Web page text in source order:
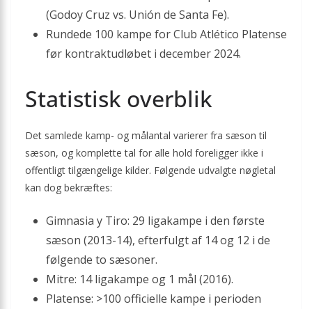
(Godoy Cruz vs. Unión de Santa Fe).
Rundede 100 kampe for Club Atlético Platense
før kontraktudløbet i december 2024.
Statistisk overblik
Det samlede kamp- og målantal varierer fra sæson til
sæson, og komplette tal for alle hold foreligger ikke i
offentligt tilgængelige kilder. Følgende udvalgte nøgletal
kan dog bekræftes:
Gimnasia y Tiro: 29 ligakampe i den første
sæson (2013-14), efterfulgt af 14 og 12 i de
følgende to sæsoner.
Mitre: 14 ligakampe og 1 mål (2016).
Platense: >100 officielle kampe i perioden